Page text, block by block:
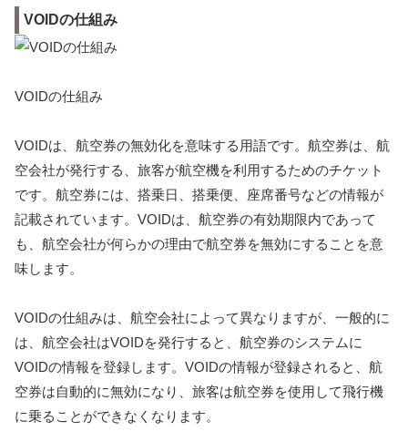
VOIDの仕組み
VOIDの仕組み
VOIDは、航空券の無効化を意味する用語です。航空券は、航
空会社が発行する、旅客が航空機を利用するためのチケット
です。航空券には、搭乗日、搭乗便、座席番号などの情報が
記載されています。VOIDは、航空券の有効期限内であって
も、航空会社が何らかの理由で航空券を無効にすることを意
味します。
VOIDの仕組みは、航空会社によって異なりますが、一般的に
は、航空会社はVOIDを発行すると、航空券のシステムに
VOIDの情報を登録します。VOIDの情報が登録されると、航
空券は自動的に無効になり、旅客は航空券を使用して飛行機
に乗ることができなくなります。